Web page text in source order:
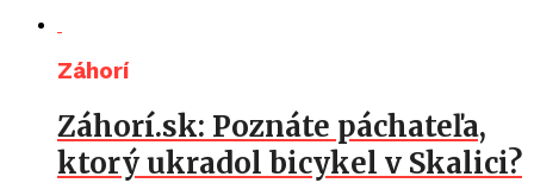
Záhorí
Záhorí.sk: Poznáte páchateľa,
ktorý ukradol bicykel v Skalici?